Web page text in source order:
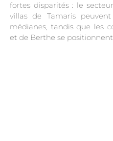
fortes disparités : le
villas de Tamaris
médianes, tandis que les
et de Berthe se positionnent